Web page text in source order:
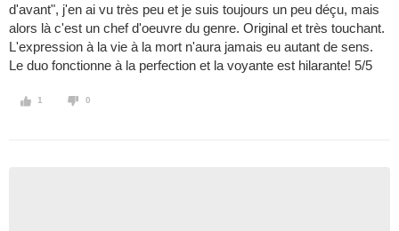
d'avant", j'en ai vu très peu et je suis toujours un peu déçu, mais
alors là c'est un chef d'oeuvre du genre. Original et très touchant.
L'expression à la vie à la mort n'aura jamais eu autant de sens.
Le duo fonctionne à la perfection et la voyante est hilarante! 5/5
1 0